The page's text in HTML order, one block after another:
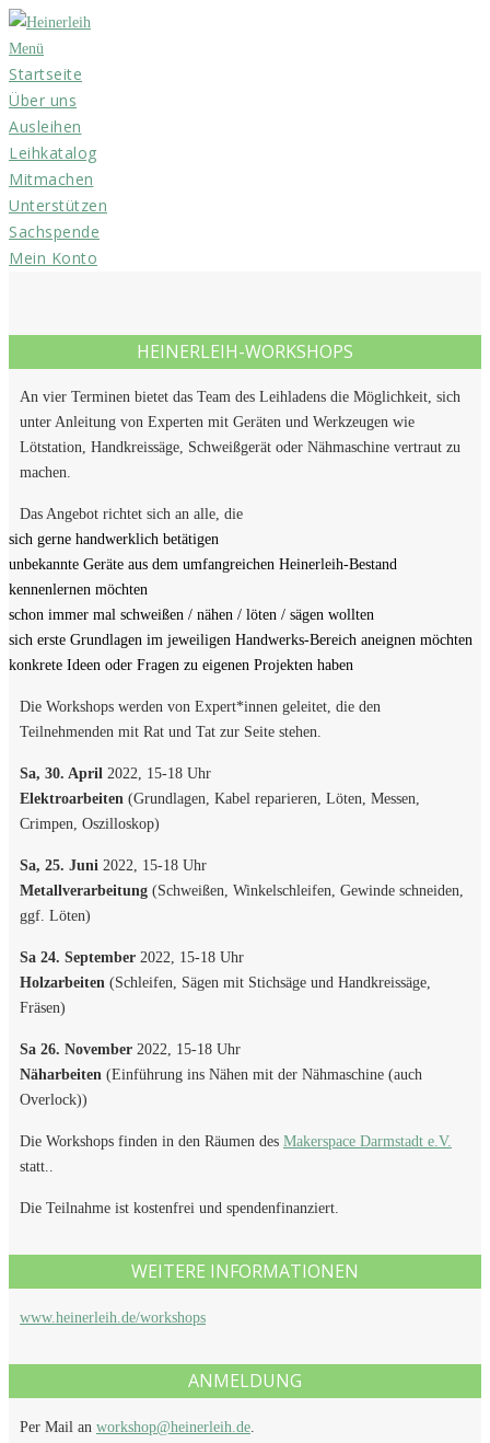
Zum
Inhalt
springen
Menü
Startseite
Über uns
Ausleihen
Leihkatalog
Mitmachen
Unterstützen
Sachspende
Mein Konto
HEINERLEIH-WORKSHOPS
An vier Terminen bietet das Team des Leihladens die Möglichkeit, sich
unter Anleitung von Experten mit Geräten und Werkzeugen wie
Lötstation, Handkreissäge, Schweißgerät oder Nähmaschine vertraut zu
machen.
Das Angebot richtet sich an alle, die
sich gerne handwerklich betätigen
unbekannte Geräte aus dem umfangreichen Heinerleih-Bestand
kennenlernen möchten
schon immer mal schweißen / nähen / löten / sägen wollten
sich erste Grundlagen im jeweiligen Handwerks-Bereich aneignen möchten
konkrete Ideen oder Fragen zu eigenen Projekten haben
Die Workshops werden von Expert*innen geleitet, die den
Teilnehmenden mit Rat und Tat zur Seite stehen.
Sa, 30. April 2022, 15-18 Uhr
Elektroarbeiten (Grundlagen, Kabel reparieren, Löten, Messen,
Crimpen, Oszilloskop)
Sa, 25. Juni 2022, 15-18 Uhr
Metallverarbeitung (Schweißen, Winkelschleifen, Gewinde schneiden,
ggf. Löten)
Sa 24. September 2022, 15-18 Uhr
Holzarbeiten (Schleifen, Sägen mit Stichsäge und Handkreissäge,
Fräsen)
Sa 26. November 2022, 15-18 Uhr
Näharbeiten (Einführung ins Nähen mit der Nähmaschine (auch
Overlock))
Die Workshops finden in den Räumen des Makerspace Darmstadt e.V.
statt..
Die Teilnahme ist kostenfrei und spendenfinanziert.
WEITERE INFORMATIONEN
www.heinerleih.de/workshops
ANMELDUNG
Per Mail an workshop@heinerleih.de.